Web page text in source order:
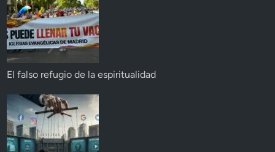
El falso refugio de la espiritualidad